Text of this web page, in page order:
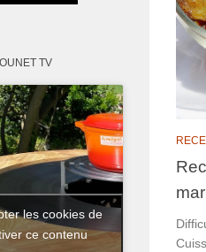
TV
les cookies de
ce contenu